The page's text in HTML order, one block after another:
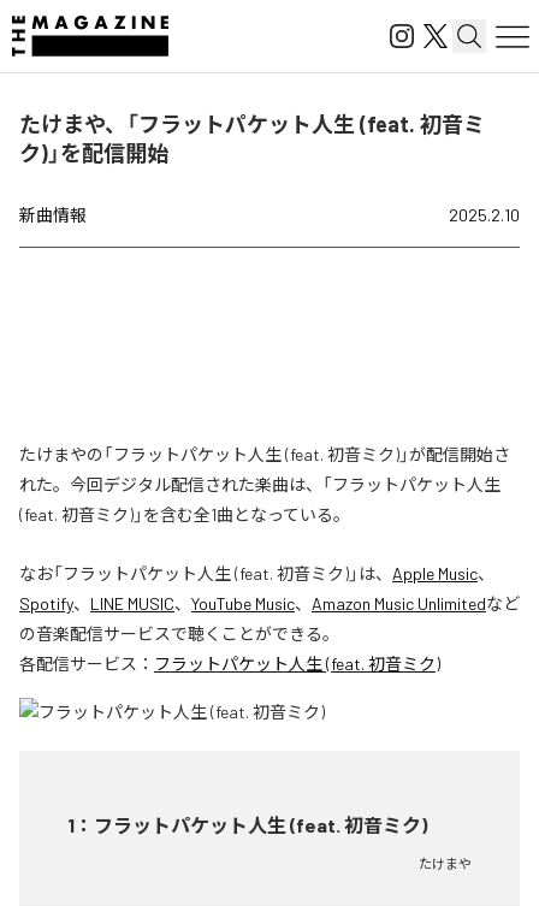
たけまや、「フラットパケット人生 (feat. 初音ミ
ク)」を配信開始
新曲情報 2025.2.10
たけまやの「フラットパケット人生 (feat. 初音ミク)」が配信開始さ
れた。今回デジタル配信された楽曲は、「フラットパケット人生
(feat. 初音ミク)」を含む全1曲となっている。
なお「フラットパケット人生 (feat. 初音ミク)」は、 Apple Music、
Spotify、 LINE MUSIC、 YouTube Music、 Amazon Music Unlimitedなど
の音楽配信サービスで聴くことができる。
各配信サービス： フラットパケット人生 (feat. 初音ミク)
1 ： フラットパケット人生 (feat. 初音ミク)
たけまや